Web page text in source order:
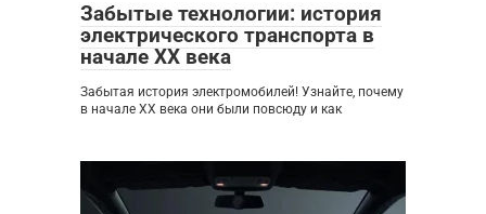
Забытые технологии: история
электрического транспорта в
начале XX века
Забытая история электромобилей! Узнайте, почему
в начале XX века они были повсюду и как